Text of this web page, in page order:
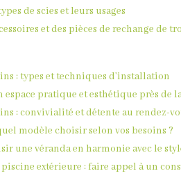
de scies et leurs usages
et des pièces de rechange de
: types et techniques d’installation
espace pratique et esthétique près de
: convivialité et détente au rendez-
modèle choisir selon vos besoins ?
une véranda en harmonie avec le
extérieure : faire appel à un